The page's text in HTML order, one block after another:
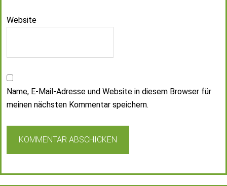
Website
Name, E-Mail-Adresse und Website in diesem Browser für
meinen nächsten Kommentar speichern.